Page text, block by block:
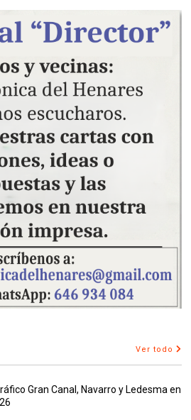
Ver todo
Gran Canal, Navarro y Ledesma en